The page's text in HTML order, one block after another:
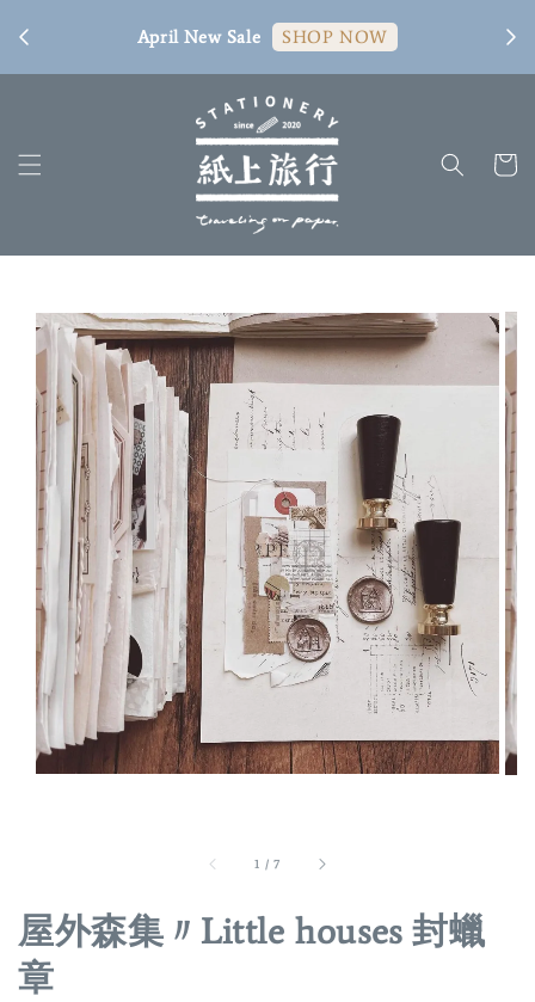
April New Sale SHOP NOW
1 /7
屋外森集〃Little houses 封蠟
章